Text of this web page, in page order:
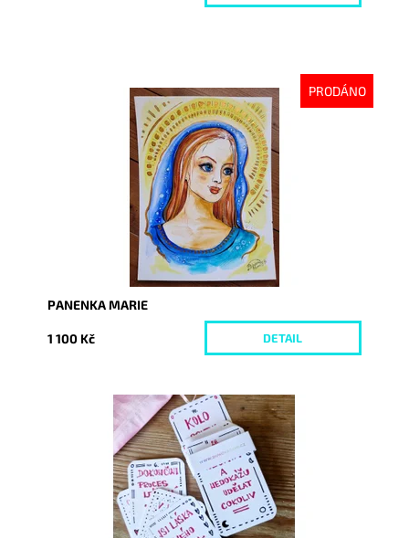
PRODÁNO
Vyprodáno
8670
PANENKA MARIE
1 100 Kč DETAIL
Dostupnost:
Skladem
9340